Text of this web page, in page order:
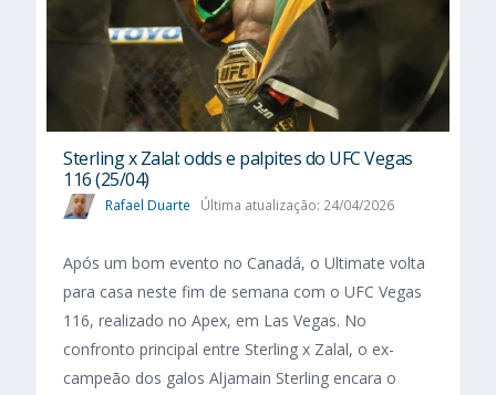
Sterling x Zalal: odds e palpites do UFC Vegas
116 (25/04)
Rafael Duarte Última atualização: 24/04/2026
Após um bom evento no Canadá, o Ultimate volta
para casa neste fim de semana com o UFC Vegas
116, realizado no Apex, em Las Vegas. No
confronto principal entre Sterling x Zalal, o ex-
campeão dos galos Aljamain Sterling encara o